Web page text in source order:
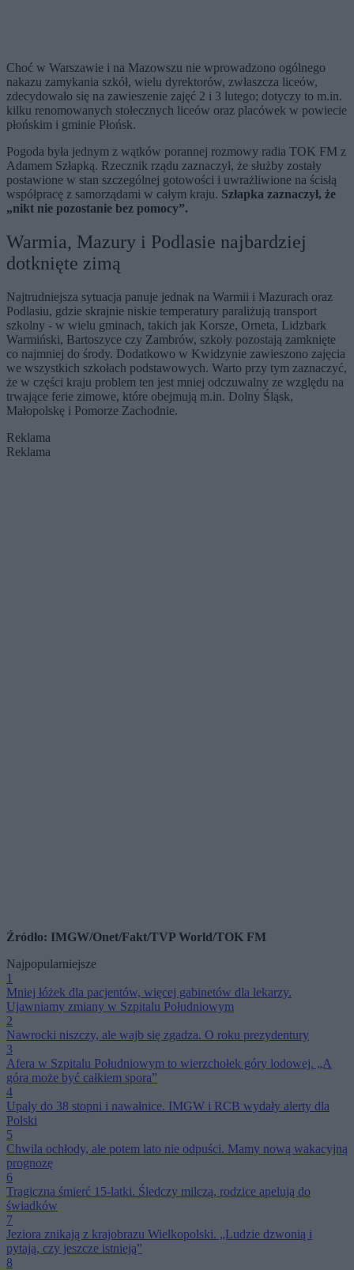
Choć w Warszawie i na Mazowszu nie wprowadzono ogólnego
nakazu zamykania szkół, wielu dyrektorów, zwłaszcza liceów,
zdecydowało się na zawieszenie zajęć 2 i 3 lutego; dotyczy to m.in.
kilku renomowanych stołecznych liceów oraz placówek w powiecie
płońskim i gminie Płońsk.
Pogoda była jednym z wątków porannej rozmowy radia TOK FM z
Adamem Szłapką. Rzecznik rządu zaznaczył, że służby zostały
postawione w stan szczególnej gotowości i uwrażliwione na ścisłą
współpracę z samorządami w całym kraju. Szłapka zaznaczył, że
„nikt nie pozostanie bez pomocy”.
Warmia, Mazury i Podlasie najbardziej
dotknięte zimą
Najtrudniejsza sytuacja panuje jednak na Warmii i Mazurach oraz
Podlasiu, gdzie skrajnie niskie temperatury paraliżują transport
szkolny - w wielu gminach, takich jak Korsze, Orneta, Lidzbark
Warmiński, Bartoszyce czy Zambrów, szkoły pozostają zamknięte
co najmniej do środy. Dodatkowo w Kwidzynie zawieszono zajęcia
we wszystkich szkołach podstawowych. Warto przy tym zaznaczyć,
że w części kraju problem ten jest mniej odczuwalny ze względu na
trwające ferie zimowe, które obejmują m.in. Dolny Śląsk,
Małopolskę i Pomorze Zachodnie.
Reklama
Reklama
Źródło: IMGW/Onet/Fakt/TVP World/TOK FM
Najpopularniejsze
1
Mniej łóżek dla pacjentów, więcej gabinetów dla lekarzy.
Ujawniamy zmiany w Szpitalu Południowym
2
Nawrocki niszczy, ale wajb się zgadza. O roku prezydentury
3
Afera w Szpitalu Południowym to wierzchołek góry lodowej. „A
góra może być całkiem spora”
4
Upały do 38 stopni i nawałnice. IMGW i RCB wydały alerty dla
Polski
5
Chwila ochłody, ale potem lato nie odpuści. Mamy nową wakacyjną
prognozę
6
Tragiczna śmierć 15-latki. Śledczy milczą, rodzice apelują do
świadków
7
Jeziora znikają z krajobrazu Wielkopolski. „Ludzie dzwonią i
pytają, czy jeszcze istnieją”
8